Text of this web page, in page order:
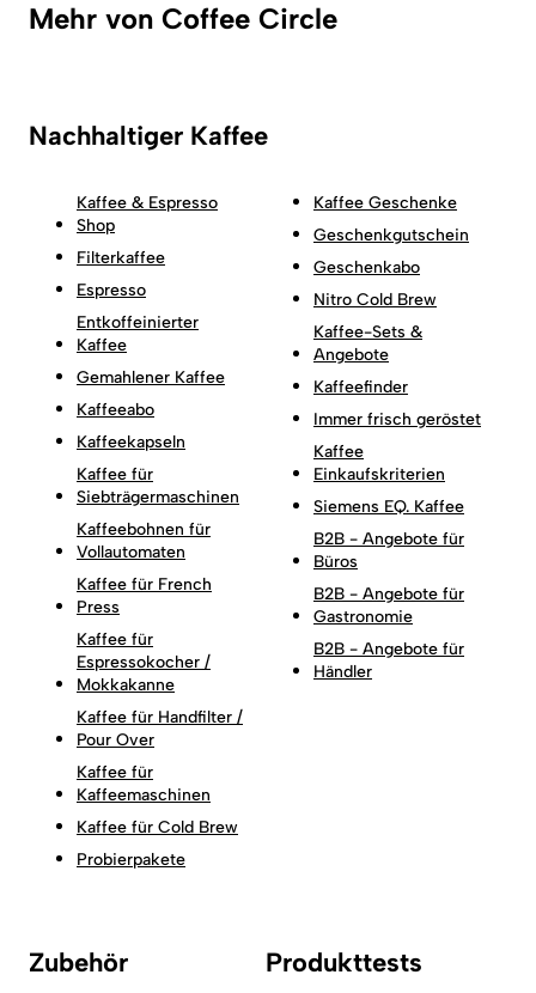
Mehr von Coffee Circle
Nachhaltiger Kaffee
Kaffee & Espresso
Shop
Filterkaffee
Espresso
Entkoffeinierter
Kaffee
Gemahlener Kaffee
Kaffeeabo
Kaffeekapseln
Kaffee für
Siebträgermaschinen
Kaffeebohnen für
Vollautomaten
Kaffee für French
Press
Kaffee für
Espressokocher /
Mokkakanne
Kaffee für Handfilter /
Pour Over
Kaffee für
Kaffeemaschinen
Kaffee für Cold Brew
Probierpakete
Kaffee Geschenke
Geschenkgutschein
Geschenkabo
Nitro Cold Brew
Kaffee-Sets &
Angebote
Kaffeefinder
Immer frisch geröstet
Kaffee
Einkaufskriterien
Siemens EQ. Kaffee
B2B - Angebote für
Büros
B2B - Angebote für
Gastronomie
B2B - Angebote für
Händler
Zubehör Produkttests